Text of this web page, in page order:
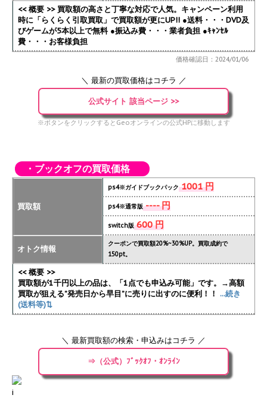
<< 概要 >> 買取額の高さと丁寧な対応で人気。キャンペーン利用
時に「らくらく引取買取」で買取額が更にUP!! ●送料・・・DVD及
びゲームが5本以上で無料 ●振込み費・・・業者負担 ●ｷｬﾝｾﾙ
費・・・お客様負担
価格確認日：2024/01/06
＼ 最新の買取価格はコチラ ／
公式サイト 該当ページ >>
※ボタンをクリックするとGeoオンラインの公式HPに移動します
・ブックオフの買取価格
買取額
ps4※ガイドブックパック1001 円
ps4※通常版---- 円
switch版600 円
オトク情報
クーポンで買取額20%~30%UP。買取成約で
150pt。
<< 概要 >>
買取額が1千円以上の品は、「1点でも申込み可能」です。→高額
買取が狙える”発売日から早目”に売りに出すのに便利！！ ...続き
(送料等)⇅
＼ 最新買取額の検索・申込みはコチラ ／
⇒（公式）ﾌﾞｯｸｵﾌ・ｵﾝﾗｲﾝ